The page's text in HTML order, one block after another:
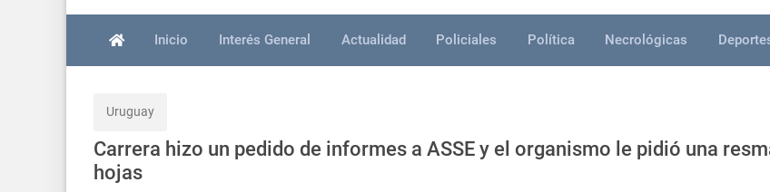
Inicio Interés General Actualidad Policiales Política Necrológicas
Uruguay
Carrera hizo un pedido de informes a ASSE y el organismo le pidió una
hojas